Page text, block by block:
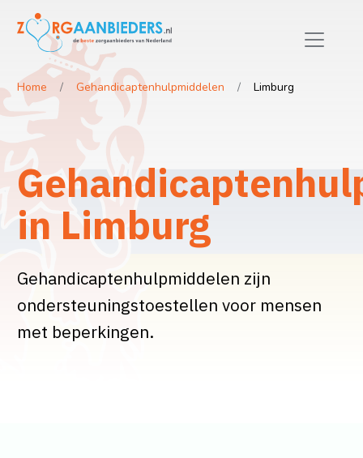
Home Gehandicaptenhulpmiddelen Limburg
in Limburg
Gehandicaptenhulpmiddelen zijn
ondersteuningstoestellen voor mensen
met beperkingen.